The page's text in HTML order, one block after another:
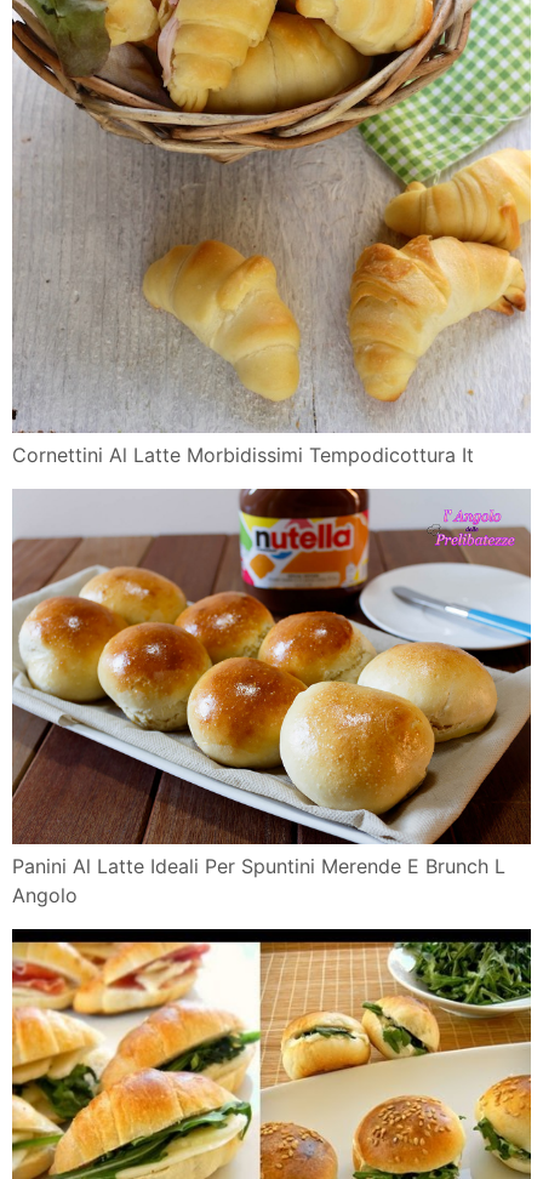
Cornettini Al Latte Morbidissimi Tempodicottura It
Panini Al Latte Ideali Per Spuntini Merende E Brunch L
Angolo